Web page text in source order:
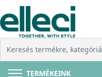
TERMÉKEINK